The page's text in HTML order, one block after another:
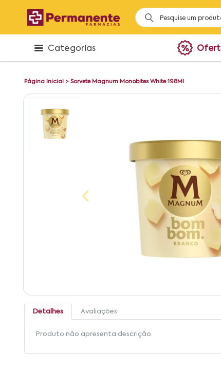
Categorias
Página Inicial > Sorvete Magnum Monobites White 198Ml
Detalhes Avaliações
Produto não apresenta descrição.